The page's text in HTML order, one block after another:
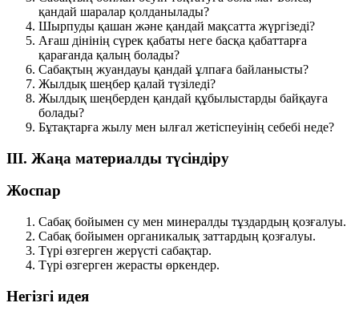
қандай шаралар қолданылады?
Шырпуды қашан және қандай мақсатта жүргізеді?
Ағаш дінінің сүрек қабаты неге басқа қабаттарға
қарағанда қалың болады?
Сабақтың жуандауы қандай ұлпаға байланысты?
Жылдық шеңбер қалай түзіледі?
Жылдық шеңберден қандай құбылыстарды байқауға
болады?
Бұтақтарға жылу мен ылғал жетіспеуінің себебі неде?
III. Жаңа материалды түсіндіру
Жоспар
Сабақ бойымен су мен минералды тұздардың қозғалуы.
Сабақ бойымен органикалық заттардың қозғалуы.
Түрі өзгерген жерүсті сабақтар.
Түрі өзгерген жерасты өркендер.
Негізгі идея